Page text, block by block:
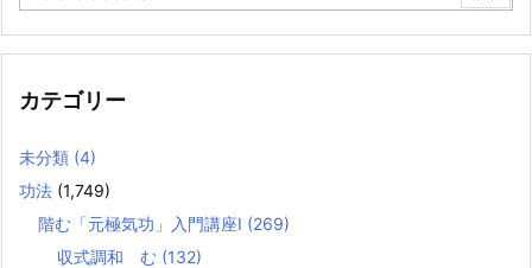
カテゴリー
未分類 (4)
功法 (1,749)
階む「元極気功」入門講座Ⅰ (269)
収式調和 む (132)